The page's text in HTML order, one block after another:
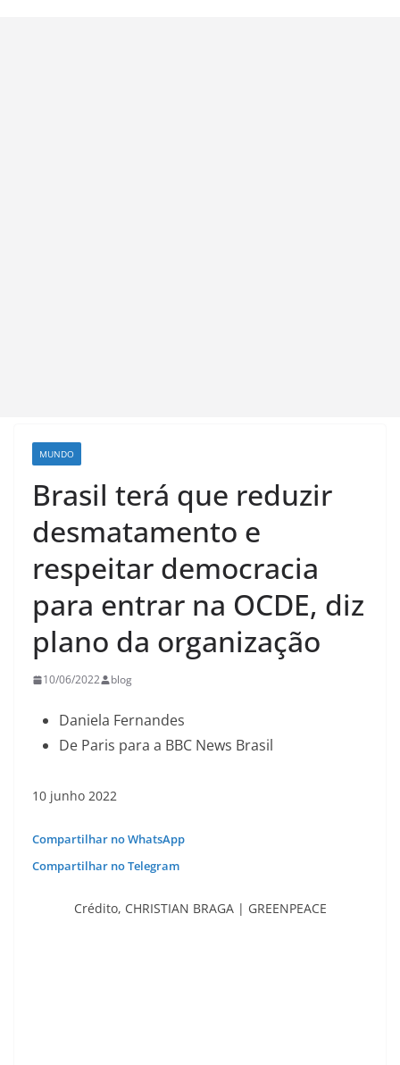
MUNDO
Brasil terá que reduzir
desmatamento e
respeitar democracia
para entrar na OCDE, diz
plano da organização
10/06/2022 blog
Daniela Fernandes
De Paris para a BBC News Brasil
10 junho 2022
Compartilhar no WhatsApp
Compartilhar no Telegram
Crédito, CHRISTIAN BRAGA | GREENPEACE